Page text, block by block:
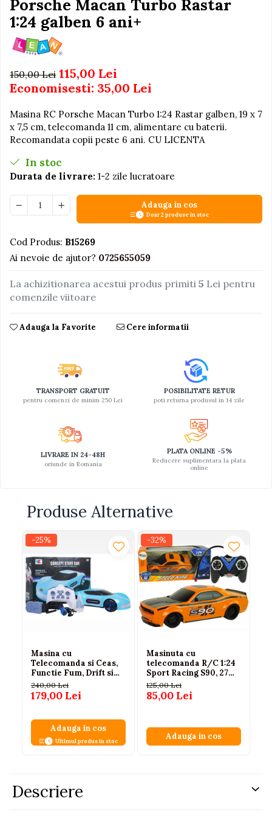
Jucarii de baie
Seturi de frumusete
Caluti balansoar
Interactive, educative si
muzicale
Ateliere si unelte
Blocuri de constructie
Covorase de dans
Creative
De plus
Electrocasnice si bucatarii
Jocuri de indemanare
Jucarii educative din lemn
Muzica si instrumente
Saltelute si centre de activitati
Seturi de doctor
Seturi de rufe
Vehicule de constructii
Ingrijire cosmetica mamici
Perioada Alaptarii
Perioada Sarcinii
Sisteme De Purtare
Porsche Macan Turbo Rastar
1:24 galben 6 ani+
150,00 Lei 115,00 Lei
Economisesti: 35,00 Lei
Masina RC Porsche Macan Turbo 1:24 Rastar galben, 19 x 7
x 7,5 cm, telecomanda 11 cm, alimentare cu baterii.
Recomandata copii peste 6 ani. CU LICENTA
In stoc
Durata de livrare: 1-2 zile lucratoare
Adauga in cos
Doar 2 produse in stoc
Cod Produs: B15269
Ai nevoie de ajutor? 0725655059
La achizitionarea acestui produs primiti 5 Lei pentru
comenzile viitoare
Adauga la Favorite Cere informatii
TRANSPORT GRATUIT
pentru comenzi de minim 250 Lei
POSIBILITATE RETUR
poti returna produsul in 14 zile
LIVRARE IN 24-48H
oriunde in Romania
PLATA ONLINE -5%
Reducere suplimentara la plata
online
Produse Alternative
-25%
Masina cu
Telecomanda si Ceas,
Functie Fum, Drift si
Lumini, Albastra
240,00 Lei
179,00 Lei
Adauga in cos
Ultimul produs in stoc
-32%
Masinuta cu
telecomanda R/C 1:24
Sport Racing S90, 27
MHz, Portocalie, 6+ ani
125,00 Lei
85,00 Lei
Adauga in cos
Descriere